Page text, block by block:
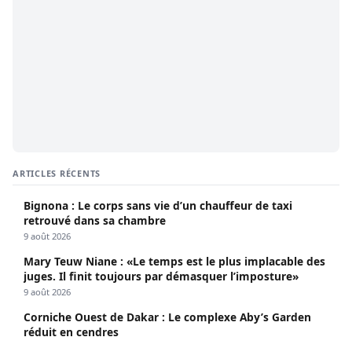
ARTICLES RÉCENTS
Bignona : Le corps sans vie d’un chauffeur de taxi
retrouvé dans sa chambre
9 août 2026
Mary Teuw Niane : «Le temps est le plus implacable des
juges. Il finit toujours par démasquer l’imposture»
9 août 2026
Corniche Ouest de Dakar : Le complexe Aby’s Garden
réduit en cendres